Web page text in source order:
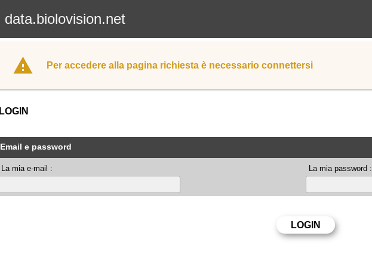
data.biolovision.net
Per accedere alla pagina richiesta è necessario connettersi
LOGIN
Email e password
La mia e-mail : La mia password :